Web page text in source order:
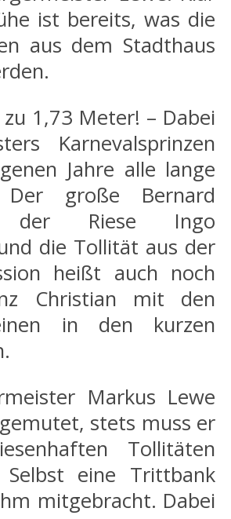
ist bereits, was die
aus dem Stadthaus
1,73 Meter! – Dabei
Karnevalsprinzen
Jahre alle lange
Der große Bernard
der Riese Ingo
die Tollität aus der
heißt auch noch
Christian mit den
in den kurzen
Markus Lewe
stets muss er
Tollitäten
Selbst eine Trittbank
mitgebracht. Dabei